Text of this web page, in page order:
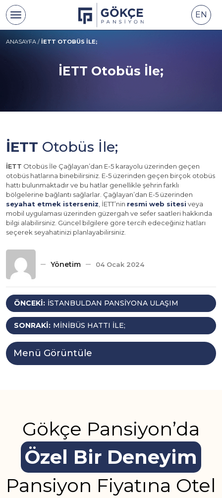
EN
ANASAYFA / İETT OTOBÜS İLE;
İETT Otobüs İle;
İETT Otobüs İle;
İETT Otobüs İle Çağlayan’dan E-5 karayolu üzerinden geçen
otobüs hatlarına binebilirsiniz. E-5 üzerinden geçen birçok otobüs
hattı bulunmaktadır ve bu hatlar genellikle şehrin farklı
bölgelerine bağlantı sağlarlar. Çağlayan’dan E-5 üzerinden
seyahat etmek isterseniz , İETT’nin resmi web sitesi veya
mobil uygulaması üzerinden güzergah ve sefer saatleri hakkında
bilgi alabilirsiniz. Güncel bilgilere göre tercih edeceğiniz hatları
seçerek seyahatinizi planlayabilirsiniz.
Yönetim 04 Ocak 2024
Yazı
gezinmesi
ÖNCEKI: İSTANBULDAN PANSIYONA ULAŞIM
SONRAKI: MINIBÜS HATTI İLE;
Menü Görüntüle
Gökçe Pansiyon’da
Özel Bir Deneyim
Pansiyon Fiyatına Otel